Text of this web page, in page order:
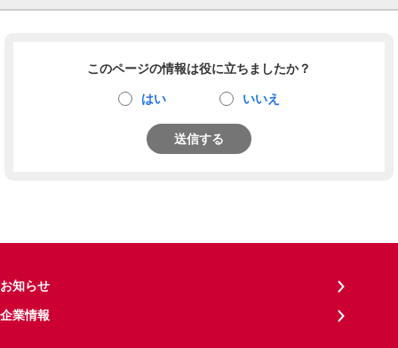
このページの情報は役に立ちましたか？
はい いいえ
送信する
お知らせ
企業情報